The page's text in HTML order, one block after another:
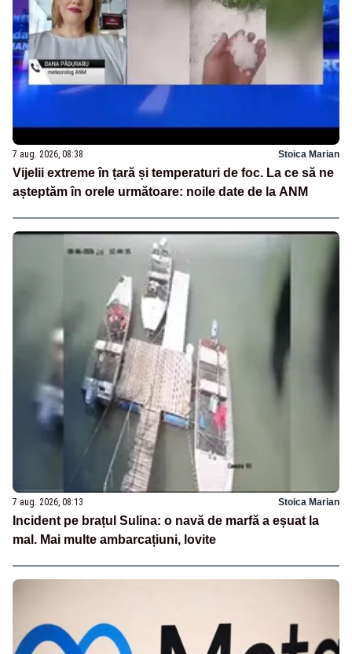
7 aug. 2026, 08:38 Stoica Marian
Vijelii extreme în țară și temperaturi de foc. La ce să ne
așteptăm în orele următoare: noile date de la ANM
7 aug. 2026, 08:13 Stoica Marian
Incident pe brațul Sulina: o navă de marfă a eșuat la
mal. Mai multe ambarcațiuni, lovite